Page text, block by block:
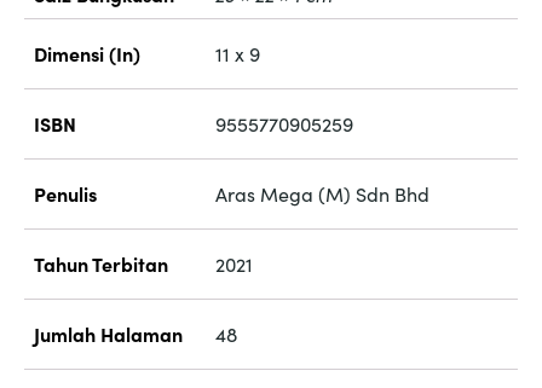
Dimensi (In) 11 x 9
ISBN 9555770905259
Penulis Aras Mega (M) Sdn Bhd
Tahun Terbitan 2021
Jumlah Halaman 48